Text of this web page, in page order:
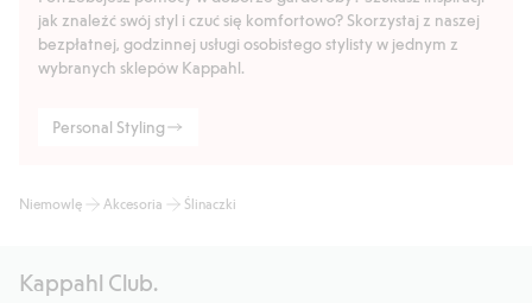
jak znaleźć swój styl i czuć się komfortowo? Skorzystaj z naszej
bezpłatnej, godzinnej usługi osobistego stylisty w jednym z
wybranych sklepów Kappahl.
Personal Styling
Niemowlę Akcesoria Ślinaczki
Kappahl Club.